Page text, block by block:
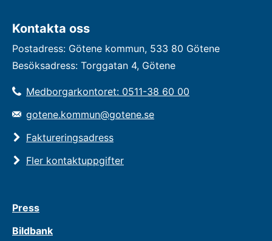
Kontakta oss
Postadress: Götene kommun, 533 80 Götene
Besöksadress: Torggatan 4, Götene
Medborgarkontoret: 0511-38 60 00
gotene.kommun@gotene.se
Faktureringsadress
Fler kontaktuppgifter
Press
Bildbank